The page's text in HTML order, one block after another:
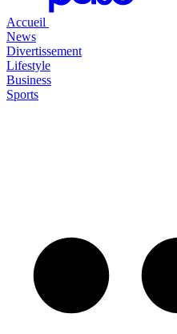
Accueil
News
Divertissement
Lifestyle
Business
Sports